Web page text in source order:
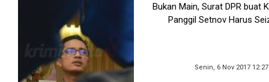
Bukan Main, Surat DPR buat
Panggil Setnov Harus
Senin, 6 Nov 2017